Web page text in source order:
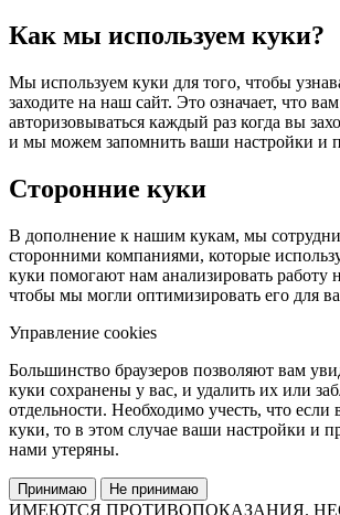
Как мы используем куки?
Мы используем куки для того, чтобы
заходите на наш сайт. Это означает, что
авторизовываться каждый раз когда вы
и мы можем запомнить ваши настройки и
Сторонние куки
В дополнение к нашим кукам, мы
сторонними компаниями, которые
куки помогают нам анализировать работу
чтобы мы могли оптимизировать его для
Управление cookies
Большинство браузеров позволяют вам
куки сохранены у вас, и удалить их или
отдельности. Необходимо учесть, что если
куки, то в этом случае ваши настройки и
нами утеряны.
Принимаю Не принимаю
ИМЕЮТСЯ ПРОТИВОПОКАЗАНИЯ.